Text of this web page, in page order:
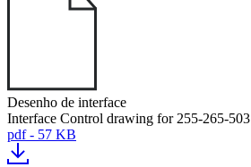
Desenho de interface
Interface Control drawing for 255-265-503
pdf - 57 KB